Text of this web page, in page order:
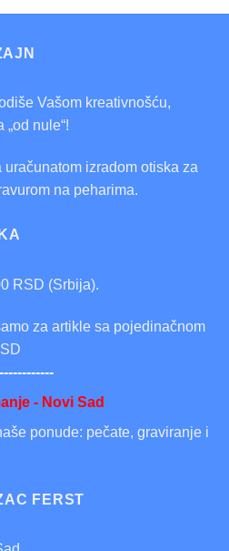
Vašom kreativnošću,
nule“!
izradom otiska za
na peharima.
RSD (Srbija).
za artikle sa pojedinačnom
- Novi Sad
ponude: pečate, graviranje i
FERST